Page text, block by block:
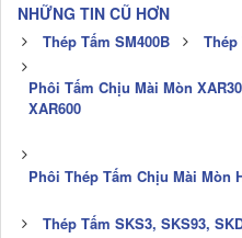
NHỮNG TIN CŨ HƠN
Thép Tấm SM400B Thép
Phôi Tấm Chịu Mài Mòn
XAR600
Phôi Thép Tấm Chịu Mài Mòn
Thép Tấm SKS3, SKS93,